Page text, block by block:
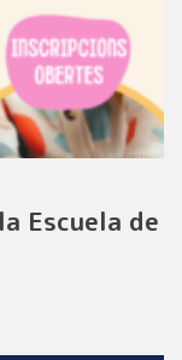
Escuela de